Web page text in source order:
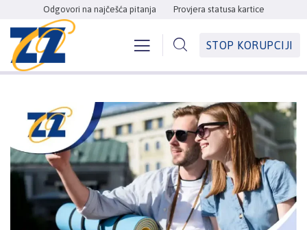
Odgovori na najčešća pitanja Provjera statusa kartice
STOP KORUPCIJI